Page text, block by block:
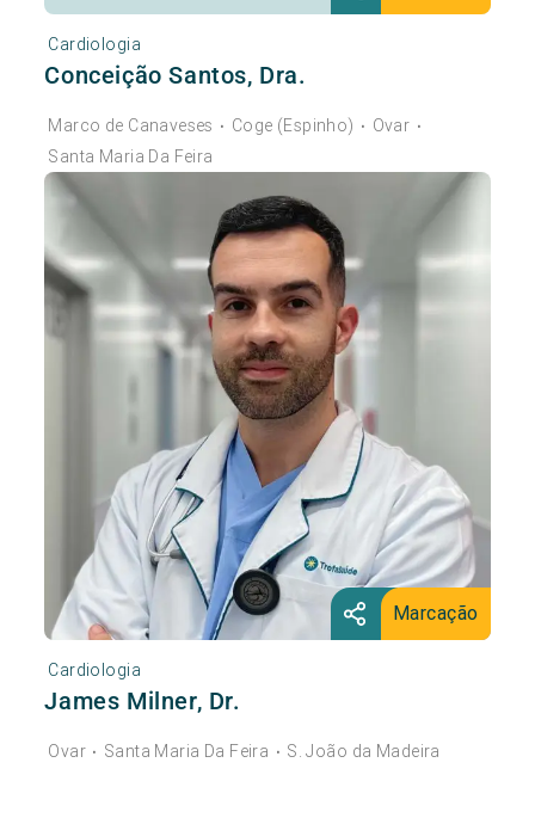
Cardiologia
Conceição Santos, Dra.
Marco de Canaveses • Coge (Espinho) • Ovar •
Santa Maria Da Feira
Marcação
Cardiologia
James Milner, Dr.
Ovar • Santa Maria Da Feira • S. João da Madeira